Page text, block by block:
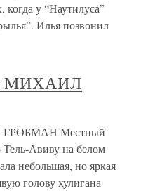
у “Наутилуса”
Илья позвонил
МИХАИЛ
Местный
Тель-Авиву на белом
небольшая, но яркая
голову хулигана